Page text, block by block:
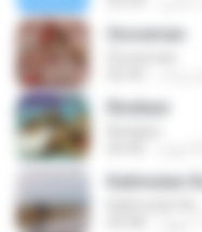
Snowman
Rindiani
Kalimutan Ka